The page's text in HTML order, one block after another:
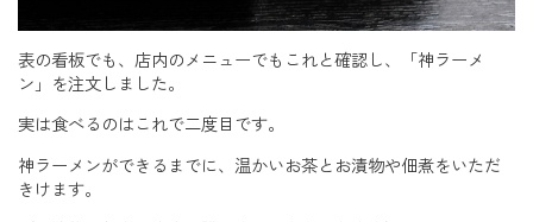
表の看板でも、店内のメニューでもこれと確認し、「神ラーメ
ン」を注文しました。
実は食べるのはこれで二度目です。
神ラーメンができるまでに、温かいお茶とお漬物や佃煮をいただ
きけます。